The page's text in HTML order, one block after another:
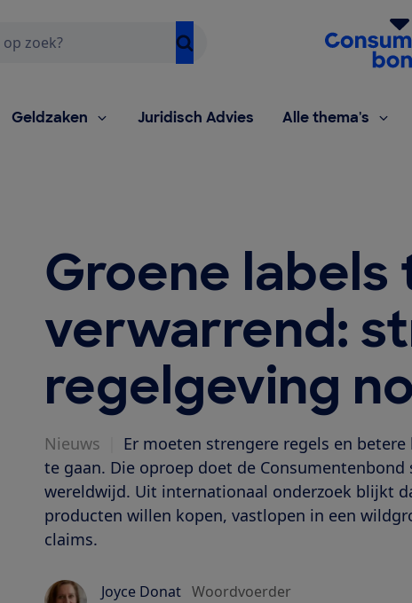
Homepage
Geldzaken Juridisch Advies Alle thema's
Groene labels
verwarrend:
regelgeving
Nieuws
Er moeten strengere regels en
te gaan. Die oproep doet de
wereldwijd. Uit internationaal onderzoek blijkt
producten willen kopen, vastlopen in een
claims.
Joyce Donat Woordvoerder